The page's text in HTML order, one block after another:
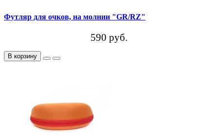
Футляр для очков, на молнии "GR/RZ"
590 руб.
В корзину